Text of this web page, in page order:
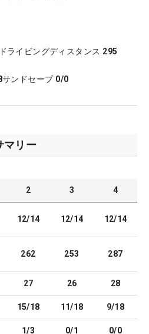
ドライビングディスタンス 295
サンドセーブ 0/0
マリー
2 3 4
12/14 12/14 12/14
262 253 287
27 26 28
15/18 11/18 9/18
1/3 0/1 0/0